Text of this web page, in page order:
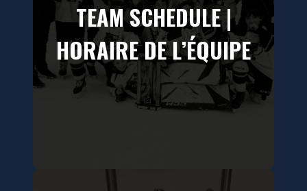
TEAM SCHEDULE |
HORAIRE DE L’ÉQUIPE